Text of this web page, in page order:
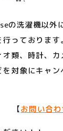
の洗濯機以外
っております
類、時計、カ
対象にキャン
【お問い合